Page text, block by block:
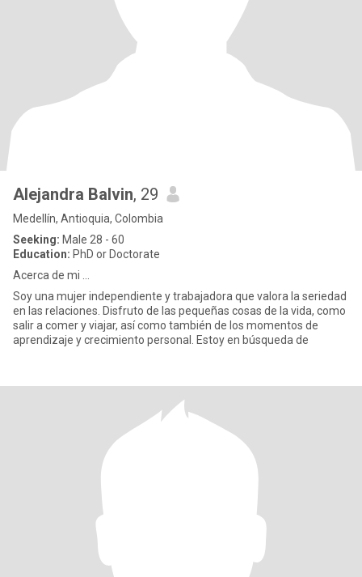
Alejandra Balvin, 29
Medellín, Antioquia, Colombia
Seeking: Male 28 - 60
Education: PhD or Doctorate
Acerca de mi ...
Soy una mujer independiente y trabajadora que valora la seriedad
en las relaciones. Disfruto de las pequeñas cosas de la vida, como
salir a comer y viajar, así como también de los momentos de
aprendizaje y crecimiento personal. Estoy en búsqueda de